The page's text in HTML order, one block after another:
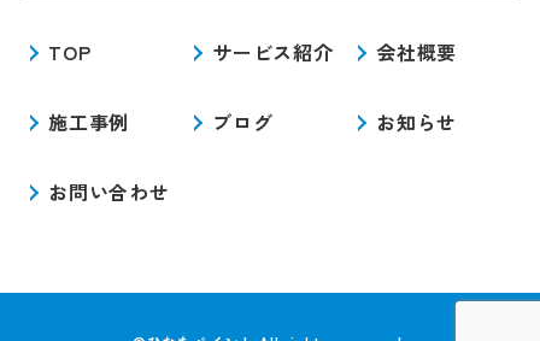
TOP サービス紹介 会社概要
施工事例 ブログ お知らせ
お問い合わせ